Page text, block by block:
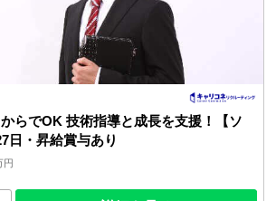
らでOK 技術指導と成長を支援！【ソ
日・昇給賞与あり
円